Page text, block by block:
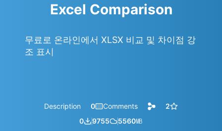
Excel Comparison
무료로 온라인에서 XLSX 비교 및 차이점 강
조 표시
Description 0 Comments
2
0
9755 5560㎆︎